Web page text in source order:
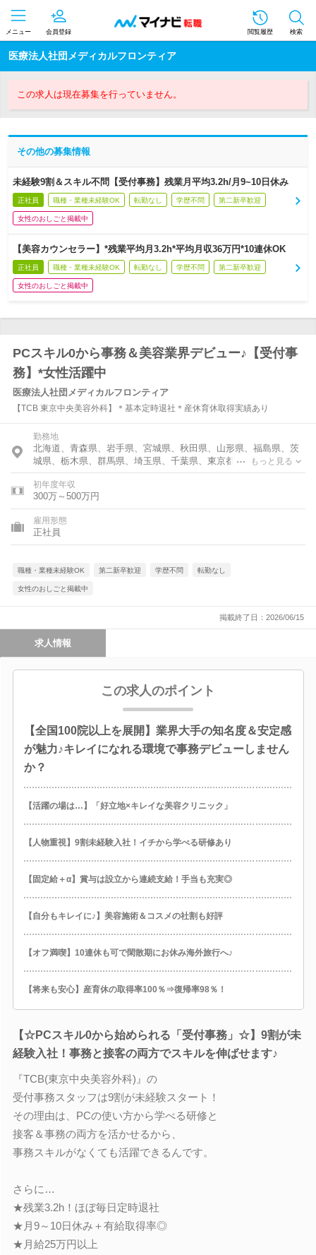
メニュー 会員登録 閲覧履歴 検索
医療法人社団メディカルフロンティア
この求人は現在募集を行っていません。
その他の募集情報
未経験9割＆スキル不問【受付事務】残業月平均3.2h/月9~10日休み
正社員 職種・業種未経験OK 転勤なし 学歴不問 第二新卒歓迎
女性のおしごと掲載中
【美容カウンセラー】*残業平均月3.2h*平均月収36万円*10連休OK
正社員 職種・業種未経験OK 転勤なし 学歴不問 第二新卒歓迎
女性のおしごと掲載中
PCスキル0から事務＆美容業界デビュー♪【受付事
務】*女性活躍中
医療法人社団メディカルフロンティア
【TCB 東京中央美容外科】＊基本定時退社＊産休育休取得実績あり
勤務地
北海道、青森県、岩手県、宮城県、秋田県、山形県、福島県、茨
城県、栃木県、群馬県、埼玉県、千葉県、東京都、神奈川県、富
山県、石川県、福井県、新潟県、山梨県、長野県、岐阜県、静岡
県、愛知県、三重県、滋賀県、京都府、大阪府、奈良県、和歌山
県、島根県、広島県、山口県、徳島県、香川県、愛媛県、高知
県、福岡県、佐賀県、長崎県、熊本県、大分県、宮崎県、鹿児島
県、沖縄県
もっと見る
初年度年収
300万～500万円
雇用形態
正社員
職種・業種未経験OK 第二新卒歓迎 学歴不問 転勤なし
女性のおしごと掲載中
掲載終了日：2026/06/15
求人情報
この求人のポイント
【全国100院以上を展開】業界大手の知名度＆安定感
が魅力♪キレイになれる環境で事務デビューしません
か？
【活躍の場は…】「好立地×キレイな美容クリニック」
【人物重視】9割未経験入社！イチから学べる研修あり
【固定給＋α】賞与は設立から連続支給！手当も充実◎
【自分もキレイに♪】美容施術＆コスメの社割も好評
【オフ満喫】10連休も可で閑散期にお休み海外旅行へ♪
【将来も安心】産育休の取得率100％⇒復帰率98％！
【☆PCスキル0から始められる「受付事務」☆】9割が未
経験入社！事務と接客の両方でスキルを伸ばせます♪
『TCB(東京中央美容外科)』の
受付事務スタッフは9割が未経験スタート！
その理由は、PCの使い方から学べる研修と
接客＆事務の両方を活かせるから、
事務スキルがなくても活躍できるんです。
さらに…
★残業3.2h！ほぼ毎日定時退社
★月9～10日休み＋有給取得率◎
★月給25万円以上